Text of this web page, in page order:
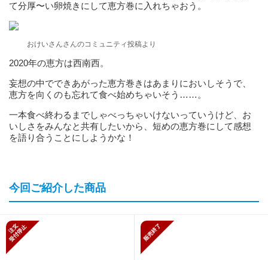
て分厚〜い卵焼きにして恵方巻に入れちゃおう。
おけいさんさんのコミュニティ投稿より
2020年の恵方は西南西。
妄想の中でできあがった恵方巻きはあまりにおいしそうで、
恵方を向くのも忘れて食べ始めちゃいそう……。
一本食べ終わるまでしゃべっちゃいけないっていうけど、お
いしさをみんなと共有したいから、短めの恵方巻にして感想
を語り合うことにしようかな！
今回ご紹介した商品